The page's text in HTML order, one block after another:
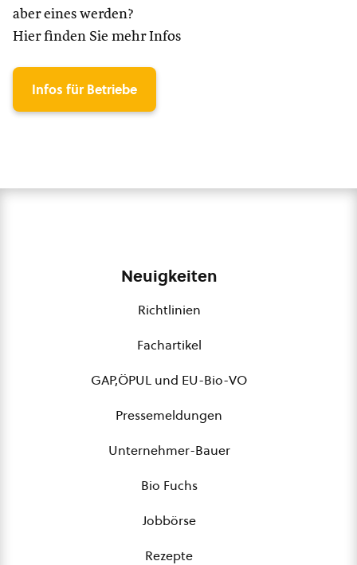
aber eines werden?
Hier finden Sie mehr Infos
Infos für Betriebe
Neuigkeiten
Richtlinien
Fachartikel
GAP,ÖPUL und EU-Bio-VO
Pressemeldungen
Unternehmer-Bauer
Bio Fuchs
Jobbörse
Rezepte